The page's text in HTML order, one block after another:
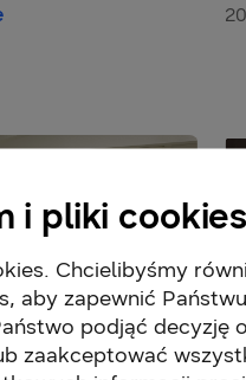
i pliki cookies
Chcielibyśmy
aby zapewnić Państwu
podjąć decyzję o
zaakceptować